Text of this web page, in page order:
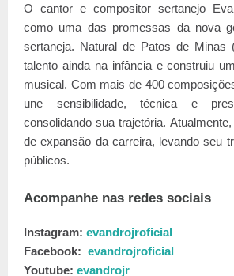
O cantor e compositor sertanejo
como uma das promessas da nova
sertaneja. Natural de Patos de Minas
talento ainda na infância e construiu
musical. Com mais de 400
une sensibilidade, técnica e
consolidando sua trajetória.
de expansão da carreira, levando seu
públicos.
Acompanhe nas redes sociais
Instagram: evandrojroficial
Facebook: evandrojroficial
Youtube: evandrojr